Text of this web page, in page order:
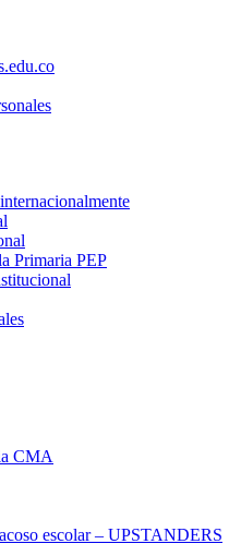
Primaria PEP
CMA
escolar – UPSTANDERS